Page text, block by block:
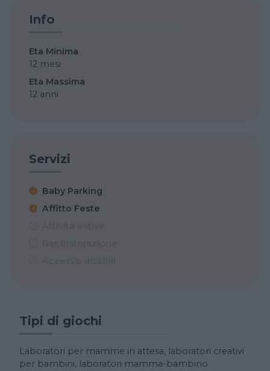
Info
Eta Minima
12 mesi
Eta Massima
12 anni
Servizi
Baby Parking
Affitto Feste
Tipi di giochi
Laboratori per mamme in attesa, laboratori creativi
per bambini, laboratori mamma-bambino.